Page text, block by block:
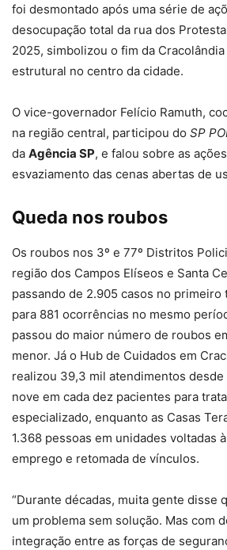
foi desmontado após uma série de
desocupação total da rua dos
2025, simbolizou o fim da
estrutural no centro da cidade.
O vice-governador Felício Ramuth,
na região central, participou do SP
da Agência SP, e falou sobre as
esvaziamento das cenas abertas de
Queda nos roubos
Os roubos nos 3º e 77º Distritos
região dos Campos Elíseos e Santa
passando de 2.905 casos no
para 881 ocorrências no mesmo
passou do maior número de roubos
menor. Já o Hub de Cuidados em
realizou 39,3 mil atendimentos
nove em cada dez pacientes para
especializado, enquanto as Casas
1.368 pessoas em unidades voltadas
emprego e retomada de vínculos.
“Durante décadas, muita gente disse
um problema sem solução. Mas com
integração entre as forças de